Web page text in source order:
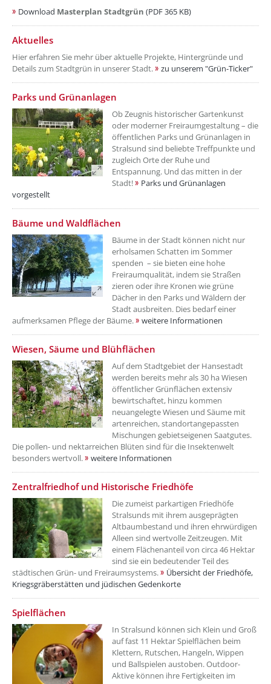
Download Masterplan Stadtgrün (PDF 365 KB)
??? absaetzeOben[2]/titel ???
Aktuelles
Hier erfahren Sie mehr über aktuelle Projekte, Hintergründe und
Details zum Stadtgrün in unserer Stadt.
zu unserem "Grün-Ticker"
??? absaetzeOben[3]/titel ???
Parks und Grünanlagen
Ob Zeugnis historischer Gartenkunst
oder moderner Freiraumgestaltung – die
öffentlichen Parks und Grünanlagen in
Stralsund sind beliebte Treffpunkte und
zugleich Orte der Ruhe und
Entspannung. Und das mitten in der
Stadt!
Parks und Grünanlagen
vorgestellt
??? absaetzeOben[4]/titel ???
Bäume und Waldflächen
Bäume in der Stadt können nicht nur
erholsamen Schatten im Sommer
spenden – sie bieten eine hohe
Freiraumqualität, indem sie Straßen
zieren oder ihre Kronen wie grüne
Dächer in den Parks und Wäldern der
Stadt ausbreiten. Dies bedarf einer
aufmerksamen Pflege der Bäume.
weitere Informationen
??? absaetzeOben[5]/titel ???
Wiesen, Säume und Blühflächen
Auf dem Stadtgebiet der Hansestadt
werden bereits mehr als 30 ha Wiesen
öffentlicher Grünflächen extensiv
bewirtschaftet, hinzu kommen
neuangelegte Wiesen und Säume mit
artenreichen, standortangepassten
Mischungen gebietseigenen Saatgutes.
Die pollen- und nektarreichen Blüten sind für die Insektenwelt
besonders wertvoll.
weitere Informationen
??? absaetzeOben[6]/titel ???
Zentralfriedhof und Historische Friedhöfe
Die zumeist parkartigen Friedhöfe
Stralsunds mit ihrem ausgeprägten
Altbaumbestand und ihren ehrwürdigen
Alleen sind wertvolle Zeitzeugen. Mit
einem Flächenanteil von circa 46 Hektar
sind sie ein bedeutender Teil des
städtischen Grün- und Freiraumsystems.
Übersicht der Friedhöfe,
Kriegsgräberstätten und jüdischen Gedenkorte
??? absaetzeOben[7]/titel ???
Spielflächen
In Stralsund können sich Klein und Groß
auf fast 11 Hektar Spielflächen beim
Klettern, Rutschen, Hangeln, Wippen
und Ballspielen austoben. Outdoor-
Aktive können ihre Fertigkeiten im